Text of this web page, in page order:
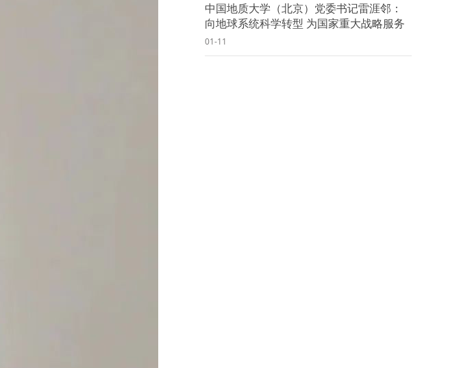
中国地质大学（北京）党委书记雷涯邻：
向地球系统科学转型 为国家重大战略服务
01-11